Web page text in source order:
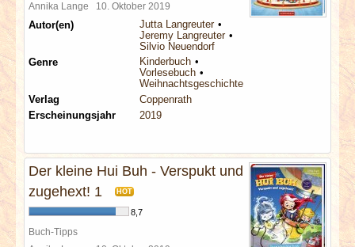
Annika Lange 10. Oktober 2019
Autor(en)
Jutta Langreuter
Jeremy Langreuter
Silvio Neuendorf
Genre
Kinderbuch
Vorlesebuch
Weihnachtsgeschichte
Verlag
Coppenrath
Erscheinungsjahr
2019
Der kleine Hui Buh - Verspukt und
zugehext! 1
HOT
8,7
Buch-Tipps